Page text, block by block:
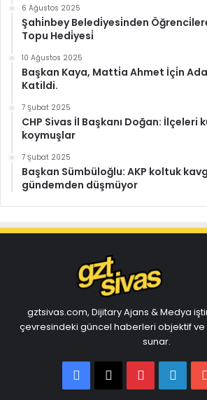
6 Ağustos 2025
Şahi̇nbey Beledi̇yesi̇nden
Topu Hedi̇yesi̇
10 Ağustos 2025
Başkan Kaya, Matti̇a Ahmet İçi̇n
Katildi.
7 Şubat 2025
CHP Sivas İl Başkanı Doğan:
koymuşlar
7 Şubat 2025
Başkan Sümbüloğlu: AKP koltuk
gündemden düşmüyor
gztsivas.com, Dijitary Ajans & Medya
çevresindeki güncel haberleri objektif
sunar.
Facebook
X Pinterest